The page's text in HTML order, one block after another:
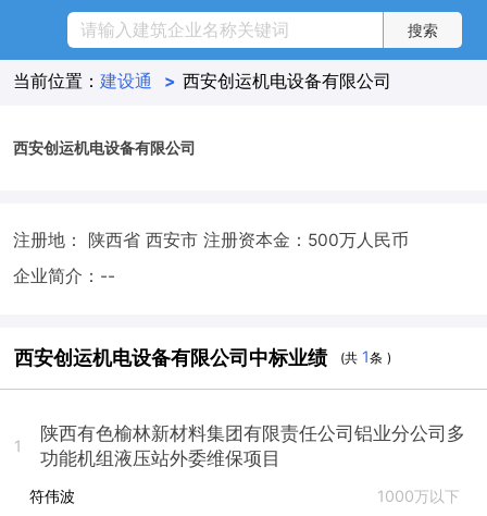
当前位置： 建设通 > 西安创运机电设备有限公司
西安创运机电设备有限公司
注册地： 陕西省 西安市 注册资本金：500万人民币
企业简介：--
西安创运机电设备有限公司中标业绩 (共 1条 )
1
陕西有色榆林新材料集团有限责任公司铝业分公司多
功能机组液压站外委维保项目
符伟波 1000万以下